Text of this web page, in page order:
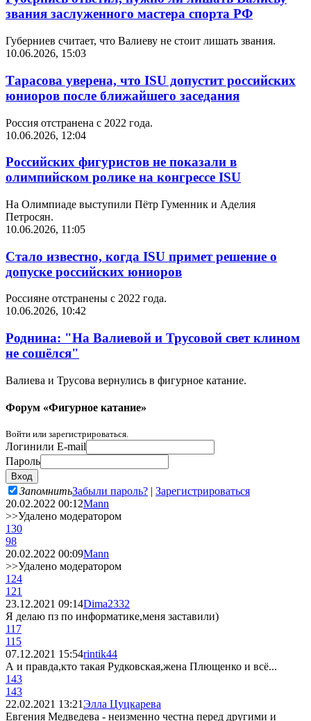
звания заслуженного мастера спорта РФ
Губерниев считает, что Валиеву не стоит лишать звания.
10.06.2026, 15:03
Тарасова уверена, что ISU допустит российских
юниоров после ближайшего заседания
Россия отстранена с 2022 года.
10.06.2026, 12:04
Российских фигуристов не показали в
олимпийском ролике на конгрессе ISU
На Олимпиаде выступили Пётр Гуменник и Аделия
Петросян.
10.06.2026, 11:05
Стало известно, когда ISU примет решение о
допуске российских юниоров
Россияне отстранены с 2022 года.
10.06.2026, 10:42
Роднина: "На Валиевой и Трусовой свет клином
не сошёлся"
Валиева и Трусова вернулись в фигурное катание.
Форум «Фигурное катание»
Войти или зарегистрироваться.
Логинили E-mail
Пароль
ЗапомнитьЗабыли пароль? | Зарегистрироваться
20.02.2022 00:12Mann
>>Удалено модератором
130
98
20.02.2022 00:09Mann
>>Удалено модератором
124
121
23.12.2021 09:14Dima2332
Я делаю пз по информатике,меня заставили)
117
115
07.12.2021 15:54rintik44
А и правда,кто такая Рудковская,жена Плющенко и всё...
143
143
22.02.2021 13:21Элла Цуцкарева
Евгения Медведева - неизменно честна перед другими и